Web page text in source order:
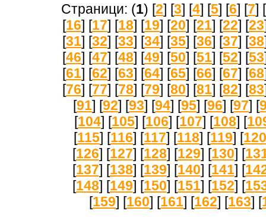
Страници: (1) [2] [3] [4] [5] [6] [7] [
[16] [17] [18] [19] [20] [21] [22] [23
[31] [32] [33] [34] [35] [36] [37] [38
[46] [47] [48] [49] [50] [51] [52] [53
[61] [62] [63] [64] [65] [66] [67] [68
[76] [77] [78] [79] [80] [81] [82] [83
[91] [92] [93] [94] [95] [96] [97] [
[104] [105] [106] [107] [108] [
[115] [116] [117] [118] [119] [120
[126] [127] [128] [129] [130] [
[137] [138] [139] [140] [141] [
[148] [149] [150] [151] [152] [
[159] [160] [161] [162] [163] [